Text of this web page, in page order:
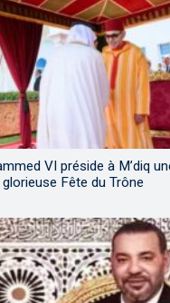
VI préside à M’diq
glorieuse Fête du Trône